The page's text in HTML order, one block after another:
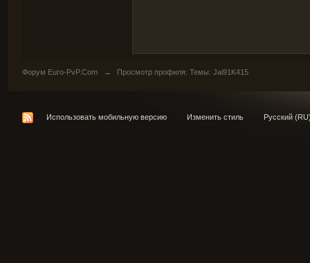
Форум Euro-PvP.Com → Просмотр профиля: Темы: Jai91K415
Использовать мобильную версию Изменить стиль Русский